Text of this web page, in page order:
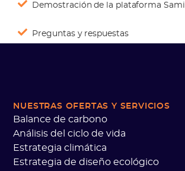
Demostración de la plataforma Sami
Preguntas y respuestas
NUESTRAS OFERTAS Y SERVICIOS
Balance de carbono
Análisis del ciclo de vida
Estrategia climática
Estrategia de diseño ecológico